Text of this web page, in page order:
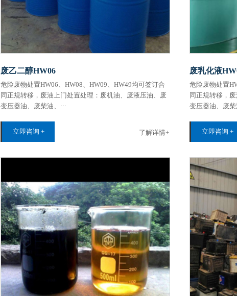
废乙二醇HW06
危险废物处置HW06、HW08、HW09、HW49均可签订合
同正规转移，废油上门处置处理：废机油、废液压油、废
变压器油、废柴‌‌油‌‌‌‌、···
立即咨询 + 了解详情+
废乳化液
危险废物处置
同正规转移，
变压器油、废柴‌‌
立即咨询 +